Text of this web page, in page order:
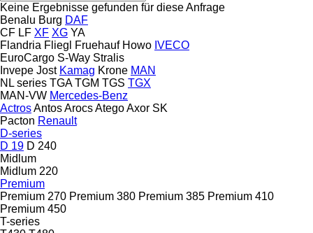
Keine Ergebnisse gefunden für diese Anfrage
Benalu Burg DAF
CF LF XF XG YA
Flandria Fliegl Fruehauf Howo IVECO
EuroCargo S-Way Stralis
Invepe Jost Kamag Krone MAN
NL series TGA TGM TGS TGX
MAN-VW Mercedes-Benz
ActrosAntosArocsAtegoAxor SK
Pacton Renault
D-series
D 19 D 240
Midlum
Midlum 220
Premium
Premium 270 Premium 380 Premium 385 Premium 410
Premium 450
T-series